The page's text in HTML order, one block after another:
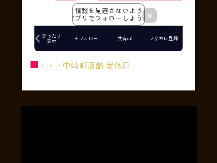
■ ・・・中崎町店舗 定休日